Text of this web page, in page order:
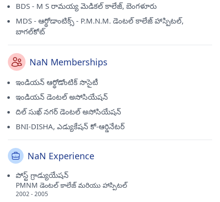
BDS - M S రామయ్య మెడికల్ కాలేజ్, బెంగళూరు
MDS - ఆర్థోడాంటిక్స్ - P.M.N.M. డెంటల్ కాలేజ్ హాస్పిటల్,
బాగల్‌కోట్
NaN Memberships
ఇండియన్ ఆర్థోడోంటిక్ సొసైటీ
ఇండియన్ డెంటల్ అసోసియేషన్
దిల్ సుఖ్ నగర్ డెంటల్ అసోసియేషన్
BNI-DISHA, ఎడ్యుకేషన్ కో-ఆర్డినేటర్
NaN Experience
పోస్ట్ గ్రాడ్యుయేషన్
PMNM డెంటల్ కాలేజ్ మరియు హాస్పిటల్
2002 - 2005